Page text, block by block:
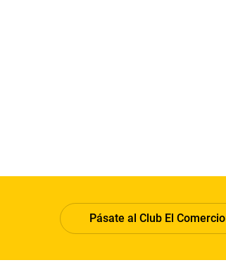
Pásate al Club El Comercio